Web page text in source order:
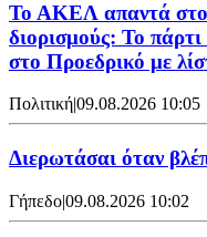
Το ΑΚΕΛ απαντά
διορισμούς: Το
στο Προεδρικό με
Πολιτική|09.08.2026 10:05
Διερωτάσαι όταν
Γήπεδο|09.08.2026 10:02